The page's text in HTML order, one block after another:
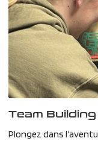
Team Building
Plongez dans